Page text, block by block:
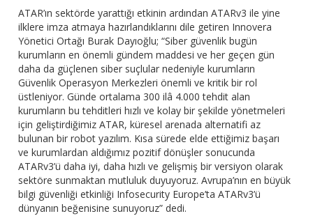
ATAR’ın sektörde yarattığı etkinin ardından ATARv3 ile yine
ilklere imza atmaya hazırlandıklarını dile getiren Innovera
Yönetici Ortağı Burak Dayıoğlu; “Siber güvenlik bugün
kurumların en önemli gündem maddesi ve her geçen gün
daha da güçlenen siber suçlular nedeniyle kurumların
Güvenlik Operasyon Merkezleri önemli ve kritik bir rol
üstleniyor. Günde ortalama 300 ilâ 4.000 tehdit alan
kurumların bu tehditleri hızlı ve kolay bir şekilde yönetmeleri
için geliştirdiğimiz ATAR, küresel arenada alternatifi az
bulunan bir robot yazılım. Kısa sürede elde ettiğimiz başarı
ve kurumlardan aldığımız pozitif dönüşler sonucunda
ATARv3’ü daha iyi, daha hızlı ve gelişmiş bir versiyon olarak
sektöre sunmaktan mutluluk duyuyoruz. Avrupa’nın en büyük
bilgi güvenliği etkinliği Infosecurity Europe’ta ATARv3’ü
dünyanın beğenisine sunuyoruz” dedi.